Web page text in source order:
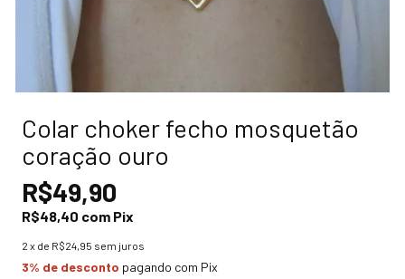
Colar choker fecho mosquetão
coração ouro
R$49,90
R$48,40 com Pix
2 x de R$24,95 sem juros
3% de desconto pagando com Pix